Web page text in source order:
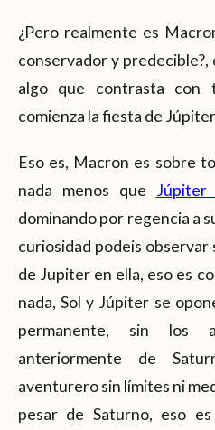
¿Pero realmente es
conservador y predecible?,
algo que contrasta con
comienza la fiesta de
Eso es, Macron es sobre
nada menos que Júpiter
dominando por regencia a
curiosidad podeis
de Jupiter en ella, eso es
nada, Sol y Júpiter se
permanente, sin los
anteriormente de
aventurero sin límites ni
pesar de Saturno, eso